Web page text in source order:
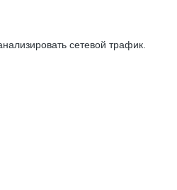
сетевой трафик.